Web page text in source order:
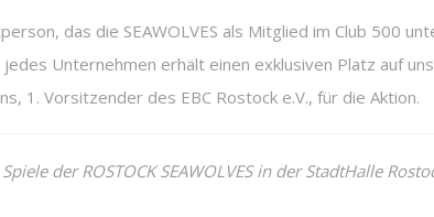
das die SEAWOLVES als Mitglied im Club 500
Unternehmen erhält einen exklusiven Platz auf
1. Vorsitzender des EBC Rostock e.V., für die Aktion.
der ROSTOCK SEAWOLVES in der StadtHalle